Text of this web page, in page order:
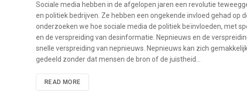
Sociale media hebben in de afgelopen jaren een revolutie
en politiek bedrijven. Ze hebben een ongekende invloed gehad op
onderzoeken we hoe sociale media de politiek beïnvloeden, met
en de verspreiding van desinformatie. Nepnieuws en de
snelle verspreiding van nepnieuws. Nepnieuws kan zich
gedeeld zonder dat mensen de bron of de juistheid…
READ MORE